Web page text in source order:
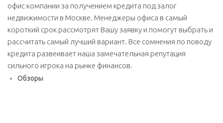
офис компании за получением кредита под залог
недвижимости в Москве. Менеджеры офиса в самый
короткий срок рассмотрят Вашу заявку и помогут выбрать и
рассчитать самый лучший вариант. Все сомнения по поводу
кредита развеивает наша замечательная репутация
сильного игрока на рынке финансов.
Обзоры